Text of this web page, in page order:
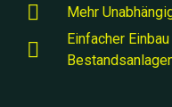
Mehr
Einfacher